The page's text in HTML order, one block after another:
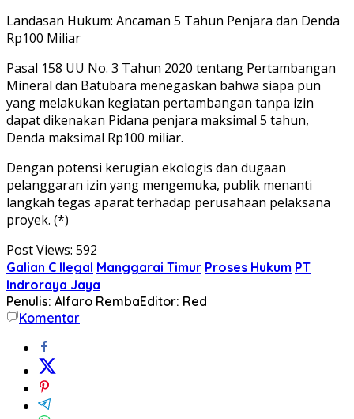
Landasan Hukum: Ancaman 5 Tahun Penjara dan Denda
Rp100 Miliar
Pasal 158 UU No. 3 Tahun 2020 tentang Pertambangan
Mineral dan Batubara menegaskan bahwa siapa pun
yang melakukan kegiatan pertambangan tanpa izin
dapat dikenakan Pidana penjara maksimal 5 tahun,
Denda maksimal Rp100 miliar.
Dengan potensi kerugian ekologis dan dugaan
pelanggaran izin yang mengemuka, publik menanti
langkah tegas aparat terhadap perusahaan pelaksana
proyek. (*)
Post Views: 592
Galian C Ilegal Manggarai Timur Proses Hukum PT
Indroraya Jaya
Penulis: Alfaro RembaEditor: Red
Komentar